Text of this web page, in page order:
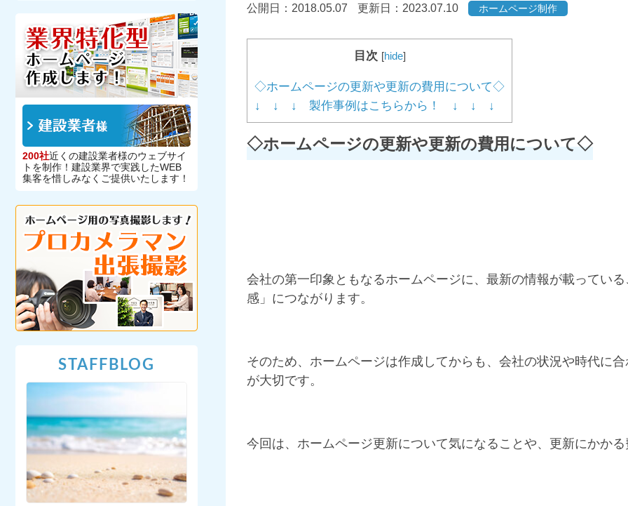
公開日： 2018.05.07 更新日：2023.07.10 ホームページ制作
目次 [hide]
◇ホームページの更新や更新の費用について◇
↓ ↓ ↓ 製作事例はこちらから！ ↓ ↓ ↓
◇ホームページの更新や更新の費用について◇
会社の第一印象ともなるホームページに、最新の情報が載ってい
感」につながります。
そのため、ホームページは作成してからも、会社の状況や時代に
が大切です。
今回は、ホームページ更新について気になることや、更新にかか
200社近くの建設業者様のウェブサイ
トを制作！建設業界で実践したWEB
集客を惜しみなくご提供いたします！
STAFFBLOG